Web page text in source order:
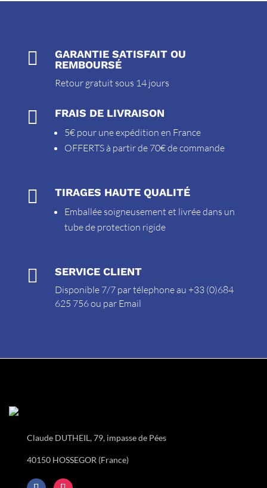

GARANTIE SATISFAIT OU
REMBOURSÉ
Retour gratuit sous 14 jours
 FRAIS DE LIVRAISON
5€ pour une expédition en France
OFFERTS à partir de 70€ de commande
 TIRAGES HAUTE QUALITÉ
Emballée soigneusement et livrée dans un
tube de protection rigide
 SERVICE CLIENT
Disponible 7/7 par télephone au +33 (0)684
625 756 ou par Email
Claude DUTHEIL, 79, impasse de Pées
40150 HOSSEGOR (France)